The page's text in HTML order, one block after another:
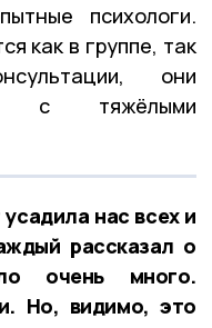
психологи.
как в группе, так
они
с тяжёлыми
нас всех и
рассказал о
очень много.
Но, видимо, это